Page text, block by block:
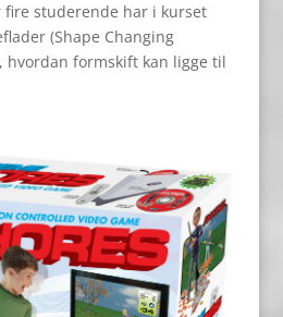
fire studerende har i kurset
(Shape Changing
hvordan formskift kan ligge til